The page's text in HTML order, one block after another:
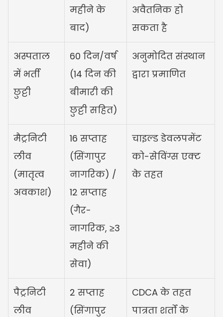
महीने के
बाद)
अवैतनिक हो
सकता है
अस्पताल
में भर्ती
छुट्टी
60 दिन/वर्ष
(14 दिन की
बीमारी की
छुट्टी सहित)
अनुमोदित संस्थान
द्वारा प्रमाणित
मैट्रनिटी
लीव
(मातृत्व
अवकाश)
16 सप्ताह
(सिंगापुर
नागरिक) /
12 सप्ताह
(गैर-
नागरिक, ≥3
महीने की
सेवा)
चाइल्ड डेवलपमेंट
को-सेविंग्स एक्ट
के तहत
पैट्रनिटी
लीव
2 सप्ताह
(सिंगापुर
CDCA के तहत
पात्रता शर्तों के